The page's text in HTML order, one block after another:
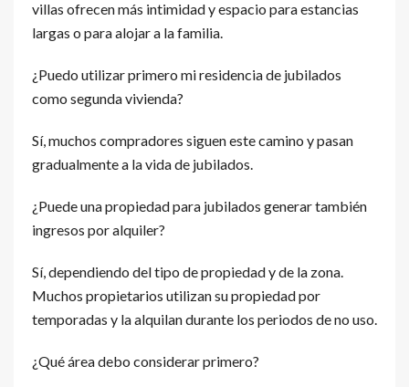
villas ofrecen más intimidad y espacio para estancias
largas o para alojar a la familia.
¿Puedo utilizar primero mi residencia de jubilados
como segunda vivienda?
Sí, muchos compradores siguen este camino y pasan
gradualmente a la vida de jubilados.
¿Puede una propiedad para jubilados generar también
ingresos por alquiler?
Sí, dependiendo del tipo de propiedad y de la zona.
Muchos propietarios utilizan su propiedad por
temporadas y la alquilan durante los periodos de no uso.
¿Qué área debo considerar primero?